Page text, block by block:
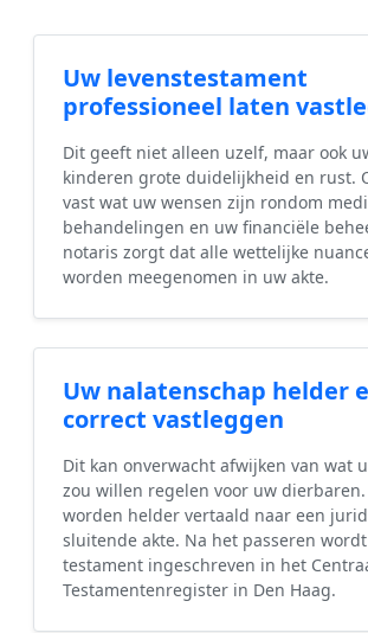
Uw levenstestament
professioneel laten
Dit geeft niet alleen uzelf, maar ook
kinderen grote duidelijkheid en rust.
vast wat uw wensen zijn rondom
behandelingen en uw financiële
notaris zorgt dat alle wettelijke
worden meegenomen in uw akte.
Uw nalatenschap helder
correct vastleggen
Dit kan onverwacht afwijken van wat
zou willen regelen voor uw dierbaren.
worden helder vertaald naar een
sluitende akte. Na het passeren
testament ingeschreven in het
Testamentenregister in Den Haag.